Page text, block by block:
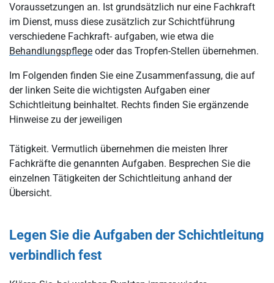
Voraussetzungen an. Ist grundsätzlich nur eine Fachkraft
im Dienst, muss diese zusätzlich zur Schichtführung
verschiedene Fachkraft- aufgaben, wie etwa die
Behandlungspflege oder das Tropfen-Stellen übernehmen.
Im Folgenden finden Sie eine Zusammenfassung, die auf
der linken Seite die wichtigsten Aufgaben einer
Schichtleitung beinhaltet. Rechts finden Sie ergänzende
Hinweise zu der jeweiligen
Tätigkeit. Vermutlich übernehmen die meisten Ihrer
Fachkräfte die genannten Aufgaben. Besprechen Sie die
einzelnen Tätigkeiten der Schichtleitung anhand der
Übersicht.
Legen Sie die Aufgaben der Schichtleitung
verbindlich fest